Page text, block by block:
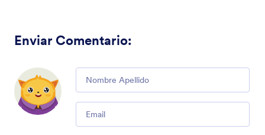
Enviar Comentario:
Comment
Email